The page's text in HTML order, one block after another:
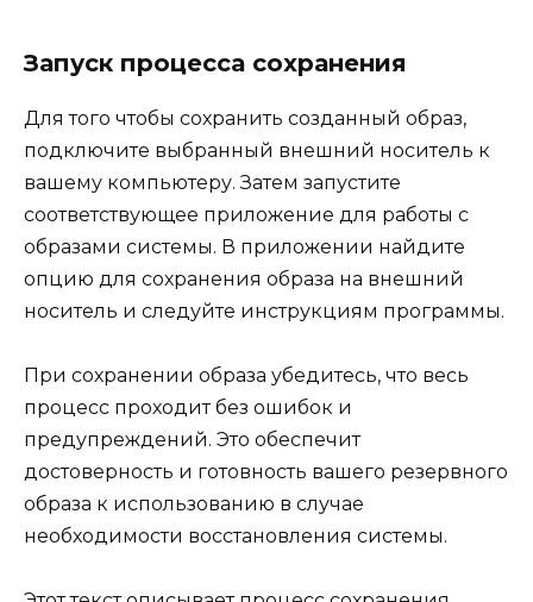
Запуск процесса сохранения
Для того чтобы сохранить созданный образ,
подключите выбранный внешний носитель к
вашему компьютеру. Затем запустите
соответствующее приложение для работы с
образами системы. В приложении найдите
опцию для сохранения образа на внешний
носитель и следуйте инструкциям программы.
При сохранении образа убедитесь, что весь
процесс проходит без ошибок и
предупреждений. Это обеспечит
достоверность и готовность вашего резервного
образа к использованию в случае
необходимости восстановления системы.